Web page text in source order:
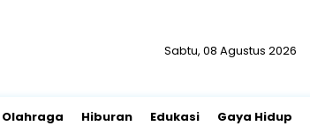
Sabtu, 08 Agustus 2026
Olahraga Hiburan Edukasi Gaya Hidup